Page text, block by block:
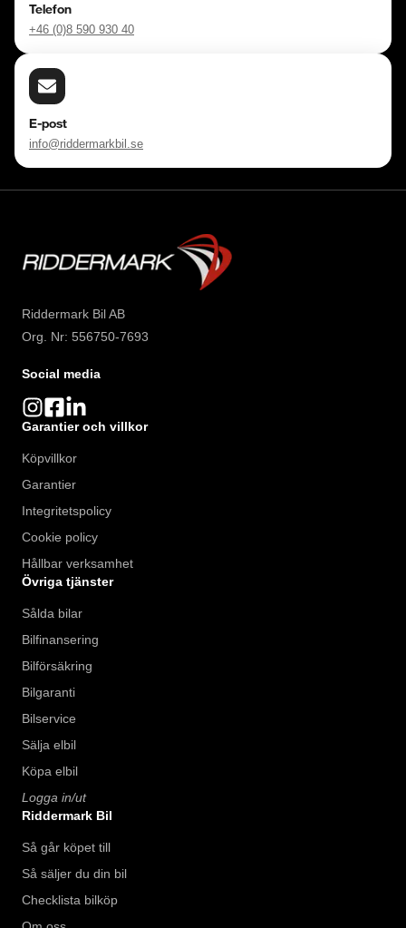
Telefon
+46 (0)8 590 930 40
E-post
info@riddermarkbil.se
Riddermark Bil AB
Org. Nr: 556750-7693
Social media
Garantier och villkor
Köpvillkor
Garantier
Integritetspolicy
Cookie policy
Hållbar verksamhet
Övriga tjänster
Sålda bilar
Bilfinansering
Bilförsäkring
Bilgaranti
Bilservice
Sälja elbil
Köpa elbil
Logga in/ut
Riddermark Bil
Så går köpet till
Så säljer du din bil
Checklista bilköp